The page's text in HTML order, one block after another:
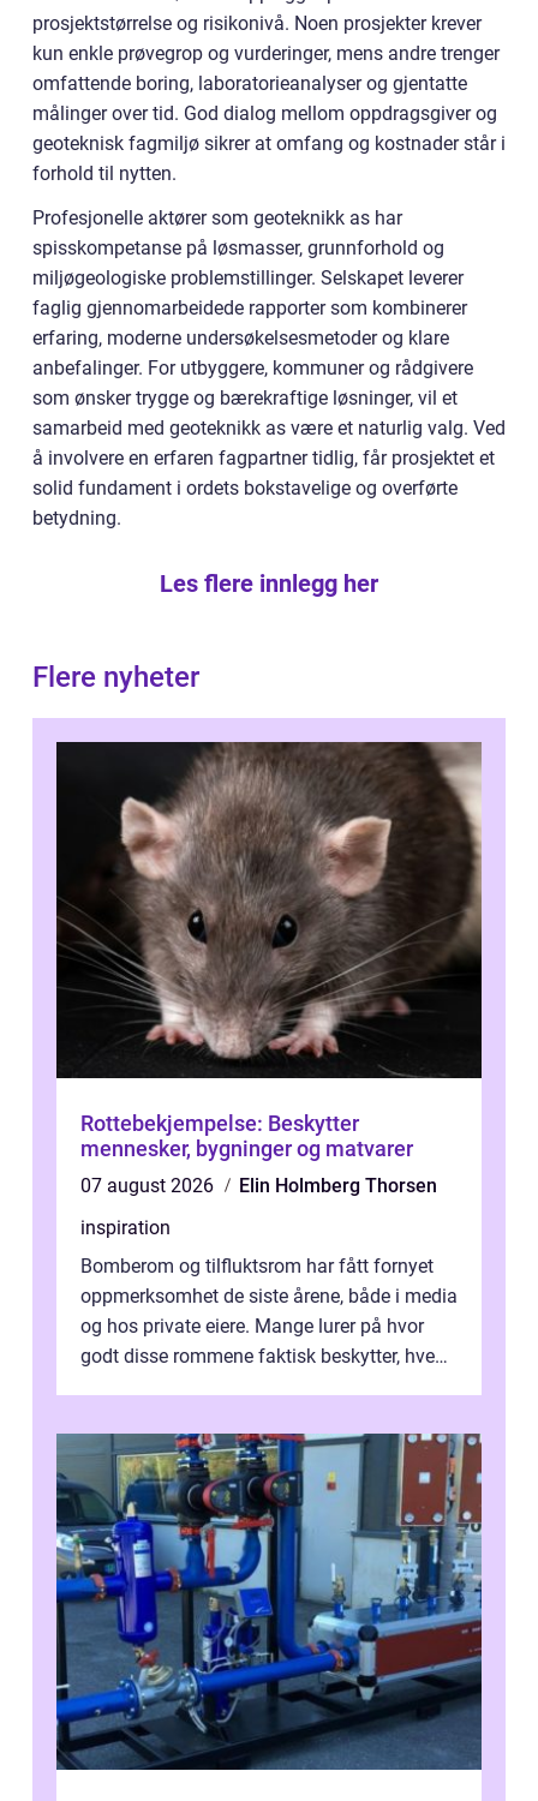
prosjektstørrelse og risikonivå. Noen prosjekter krever
kun enkle prøvegrop og vurderinger, mens andre trenger
omfattende boring, laboratorieanalyser og gjentatte
målinger over tid. God dialog mellom oppdragsgiver og
geoteknisk fagmiljø sikrer at omfang og kostnader står i
forhold til nytten.
Profesjonelle aktører som geoteknikk as har
spisskompetanse på løsmasser, grunnforhold og
miljøgeologiske problemstillinger. Selskapet leverer
faglig gjennomarbeidede rapporter som kombinerer
erfaring, moderne undersøkelsesmetoder og klare
anbefalinger. For utbyggere, kommuner og rådgivere
som ønsker trygge og bærekraftige løsninger, vil et
samarbeid med geoteknikk as være et naturlig valg. Ved
å involvere en erfaren fagpartner tidlig, får prosjektet et
solid fundament i ordets bokstavelige og overførte
betydning.
Les flere innlegg her
Flere nyheter
Rottebekjempelse: Beskytter
mennesker, bygninger og matvarer
07 august 2026
Elin Holmberg Thorsen
inspiration
Bomberom og tilfluktsrom har fått fornyet
oppmerksomhet de siste årene, både i media
og hos private eiere. Mange lurer på hvor
godt disse rommene faktisk beskytter, hvem